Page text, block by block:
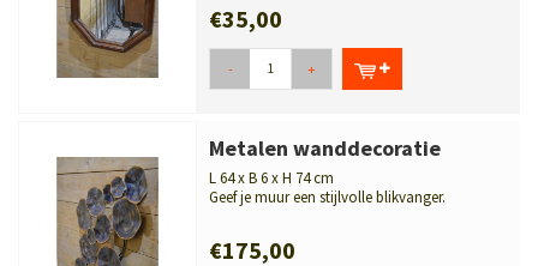
€35,00
- +
Metalen wanddecoratie
L 64 x B 6 x H 74 cm
Geef je muur een stijlvolle blikvanger.
€175,00